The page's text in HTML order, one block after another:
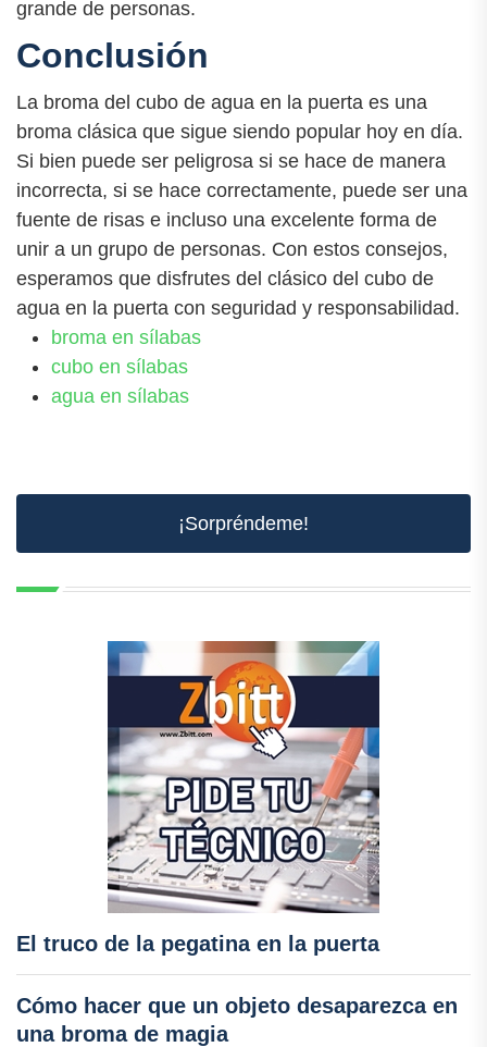
grande de personas.
Conclusión
La broma del cubo de agua en la puerta es una
broma clásica que sigue siendo popular hoy en día.
Si bien puede ser peligrosa si se hace de manera
incorrecta, si se hace correctamente, puede ser una
fuente de risas e incluso una excelente forma de
unir a un grupo de personas. Con estos consejos,
esperamos que disfrutes del clásico del cubo de
agua en la puerta con seguridad y responsabilidad.
broma en sílabas
cubo en sílabas
agua en sílabas
¡Sorpréndeme!
El truco de la pegatina en la puerta
Cómo hacer que un objeto desaparezca en
una broma de magia